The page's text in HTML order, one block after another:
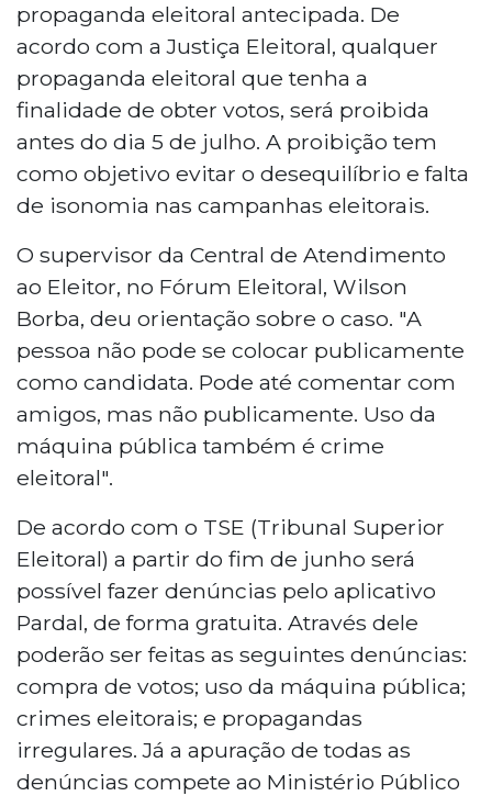
propaganda eleitoral antecipada. De
acordo com a Justiça Eleitoral, qualquer
propaganda eleitoral que tenha a
finalidade de obter votos, será proibida
antes do dia 5 de julho. A proibição tem
como objetivo evitar o desequilíbrio e falta
de isonomia nas campanhas eleitorais.
O supervisor da Central de Atendimento
ao Eleitor, no Fórum Eleitoral, Wilson
Borba, deu orientação sobre o caso. "A
pessoa não pode se colocar publicamente
como candidata. Pode até comentar com
amigos, mas não publicamente. Uso da
máquina pública também é crime
eleitoral".
De acordo com o TSE (Tribunal Superior
Eleitoral) a partir do fim de junho será
possível fazer denúncias pelo aplicativo
Pardal, de forma gratuita. Através dele
poderão ser feitas as seguintes denúncias:
compra de votos; uso da máquina pública;
crimes eleitorais; e propagandas
irregulares. Já a apuração de todas as
denúncias compete ao Ministério Público